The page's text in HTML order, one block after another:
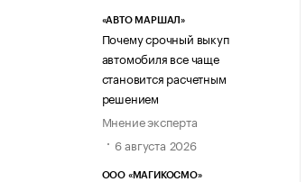
«АВТО МАРШАЛ»
Почему срочный выкуп
автомобиля все чаще
становится расчетным
решением
Мнение эксперта
6 августа 2026
ООО «МАГИКОСМО»